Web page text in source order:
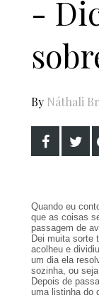
-
By Náthali
Quando eu
que as coisas
passagem de
Dei muita sorte
acolheu e
um dia ela
sozinha, ou
Depois de
uma listinha do